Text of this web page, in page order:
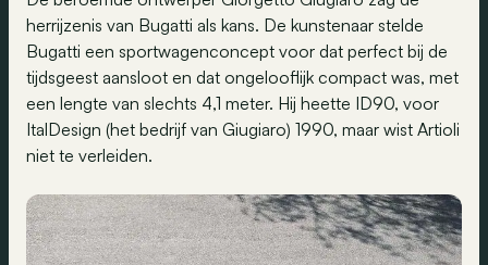
herrijzenis van Bugatti als kans. De kunstenaar stelde
Bugatti een sportwagenconcept voor dat perfect bij de
tijdsgeest aansloot en dat ongelooflijk compact was, met
een lengte van slechts 4,1 meter. Hij heette ID90, voor
ItalDesign (het bedrijf van Giugiaro) 1990, maar wist Artioli
niet te verleiden.